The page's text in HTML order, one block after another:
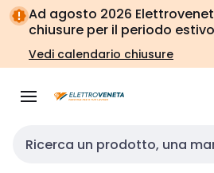
Vai alla
navigazione
Vai
alla
pagina
Ad agosto 2026
chiusure per il periodo
Vedi calendario chiusure
Cerca input